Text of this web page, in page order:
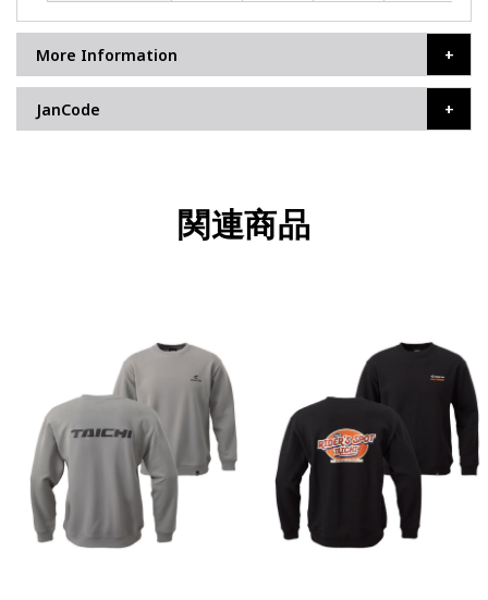
More Information
JanCode
関連商品